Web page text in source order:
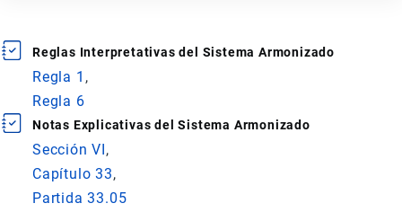
Reglas Interpretativas del Sistema Armonizado
Regla 1
Regla 6
Notas Explicativas del Sistema Armonizado
Sección VI
Capítulo 33
Partida 33.05